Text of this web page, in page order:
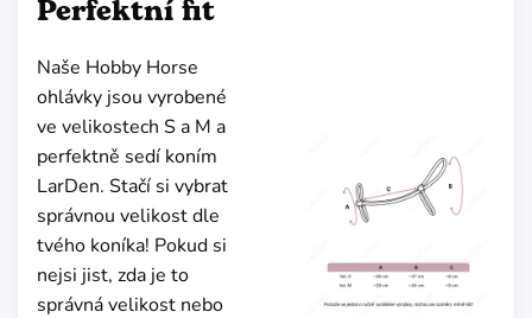
Perfektní fit
Naše Hobby Horse
ohlávky jsou vyrobené
ve velikostech S a M a
perfektně sedí koním
LarDen. Stačí si vybrat
správnou velikost dle
tvého koníka! Pokud si
nejsi jist, zda je to
správná velikost nebo